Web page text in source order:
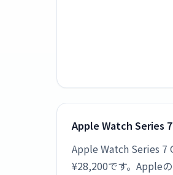
Apple Watch Series 7
Apple Watch Series 7
¥28,200です。Apple